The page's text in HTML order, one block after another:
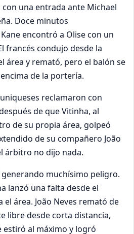
una entrada ante Michael
Doce minutos
Kane encontró a Olise con un
francés condujo desde la
área y remató, pero el balón se
de la portería.
reclamaron con
de que Vitinha, al
de su propia área, golpeó
de su compañero João
árbitro no dijo nada.
generando muchísimo peligro.
lanzó una falta desde el
área. João Neves remató de
libre desde corta distancia,
estiró al máximo y logró